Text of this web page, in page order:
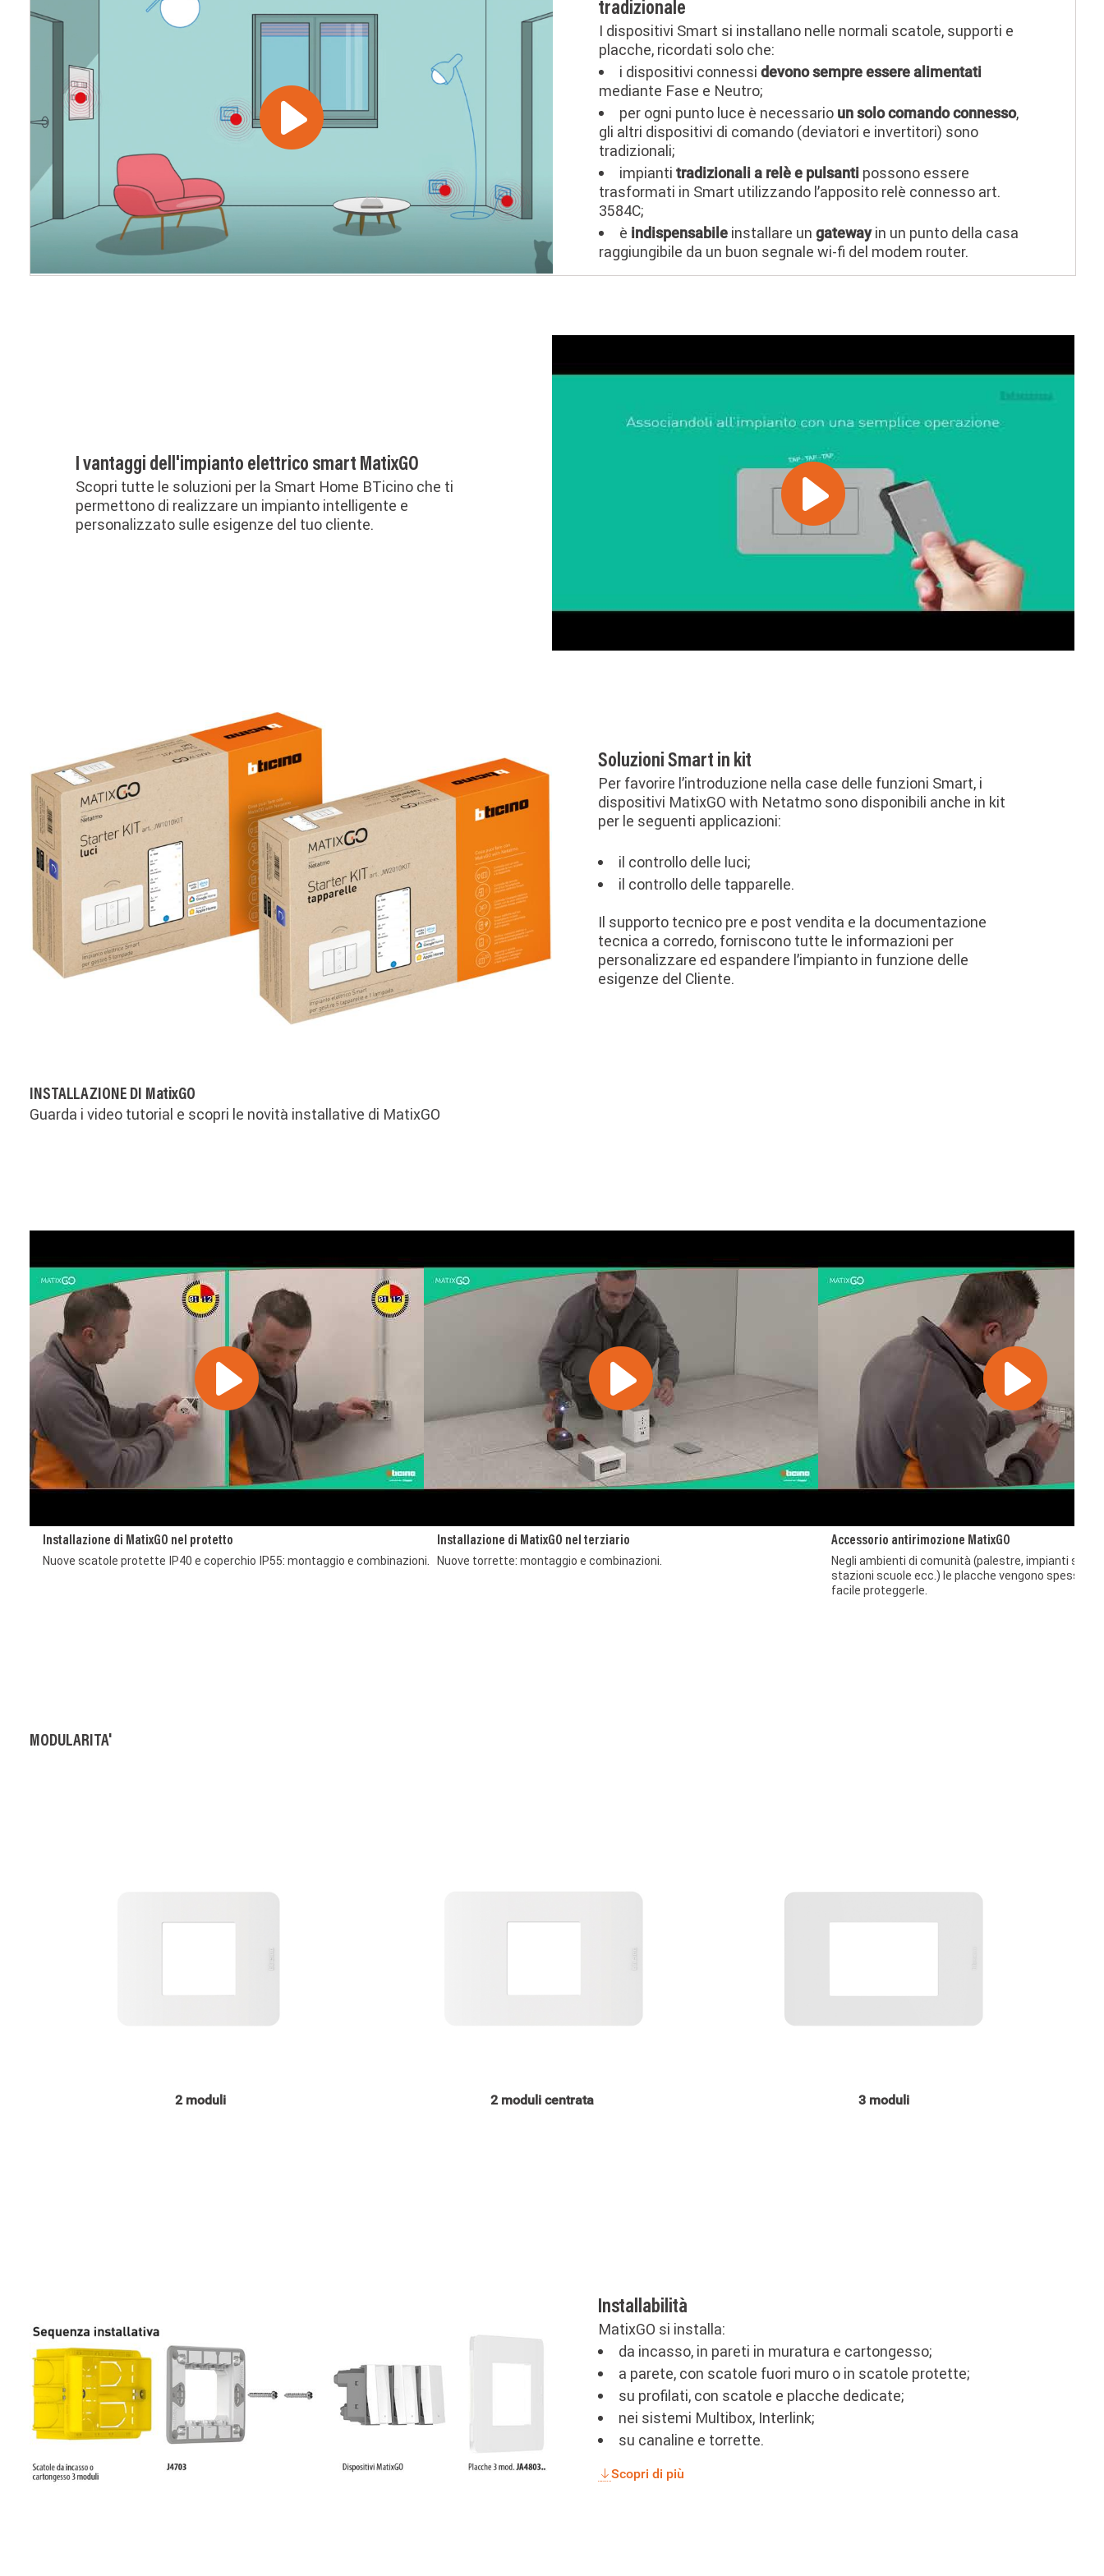
tradizionale
I dispositivi Smart si installano nelle normali scatole, supporti e
placche, ricordati solo che:
i dispositivi connessi devono sempre essere alimentati
mediante Fase e Neutro;
per ogni punto luce è necessario un solo comando connesso,
gli altri dispositivi di comando (deviatori e invertitori) sono
tradizionali;
impianti tradizionali a relè e pulsanti possono essere
trasformati in Smart utilizzando l’apposito relè connesso art.
3584C;
è indispensabile installare un gatewayin un punto della casa
raggiungibile da un buon segnale wi-fi del modem router.
I vantaggi dell'impianto elettrico smart MatixGO
Scopri tutte le soluzioni per la Smart Home BTicino che ti
permettono di realizzare un impianto intelligente e
personalizzato sulle esigenze del tuo cliente.
Soluzioni Smart in kit
Per favorire l’introduzione nella case delle funzioni Smart, i
dispositivi MatixGO with Netatmo sono disponibili anche in kit
per le seguenti applicazioni:
il controllo delle luci;
il controllo delle tapparelle.
Il supporto tecnico pre e post vendita e la documentazione
tecnica a corredo, forniscono tutte le informazioni per
personalizzare ed espandere l’impianto in funzione delle
esigenze del Cliente.
INSTALLAZIONE DI MatixGO
Guarda i video tutorial e scopri le novità installative di MatixGO
Installazione di MatixGO nel protetto
Nuove scatole protette IP40 e coperchio IP55: montaggio e combinazioni.
Installazione di MatixGO nel terziario
Nuove torrette: montaggio e combinazioni.
Accessorio antirimozione MatixGO
Negli ambienti di comunità (palestre, impianti
stazioni scuole ecc.) le placche vengono spesso
facile proteggerle.
MODULARITA'
2 moduli 2 moduli centrata 3 moduli
Installabilità
MatixGO si installa:
da incasso, in pareti in muratura e cartongesso;
a parete, con scatole fuori muro o in scatole protette;
su profilati, con scatole e placche dedicate;
nei sistemi Multibox, Interlink;
su canaline e torrette.
Scopri di più